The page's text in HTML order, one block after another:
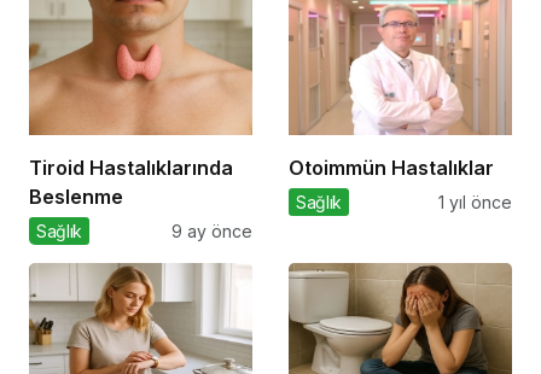
Tiroid Hastalıklarında
Beslenme
Sağlık 9 ay önce
Otoimmün Hastalıklar
Sağlık 1 yıl önce